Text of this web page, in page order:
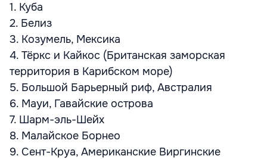
1. Куба
2. Белиз
3. Козумель, Мексика
4. Тёркс и Кайкос (Британская заморская
территория в Карибском море)
5. Большой Барьерный риф, Австралия
6. Мауи, Гавайские острова
7. Шарм-эль-Шейх
8. Малайское Борнео
9. Сент-Круа, Американские Виргинские